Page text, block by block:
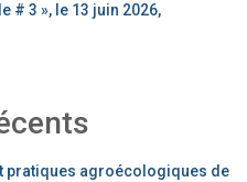
# 3 », le 13 juin 2026,
pratiques agroécologiques de